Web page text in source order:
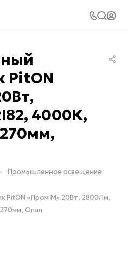
PitON
4000К,
Промышленное освещение
PitON «Пром M» 20Вт, 2800Лм,
Опал